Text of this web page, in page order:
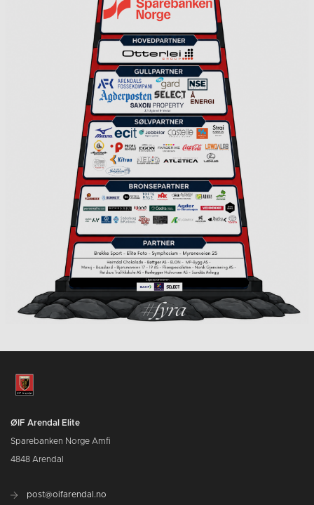
ØIF Arendal Elite
Sparebanken Norge Amfi
4848 Arendal
post@oifarendal.no